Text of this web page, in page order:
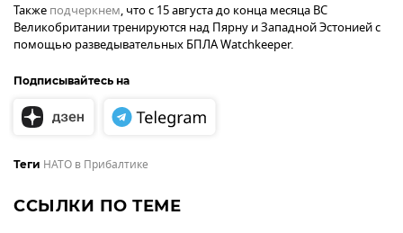
Также подчеркнем, что с 15 августа до конца месяца ВС
Великобритании тренируются над Пярну и Западной Эстонией с
помощью разведывательных БПЛА Watchkeeper.
Подписывайтесь на
Теги НАТО в Прибалтике
ССЫЛКИ ПО ТЕМЕ